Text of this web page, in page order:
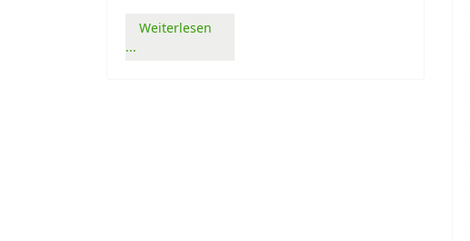
Weiterlesen
...